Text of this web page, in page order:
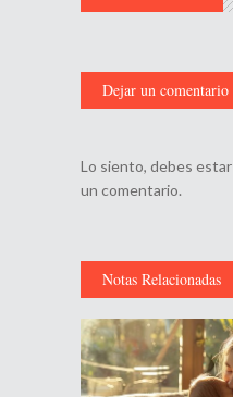
Dejar un comentario
Lo siento, debes estar
un comentario.
Notas Relacionadas